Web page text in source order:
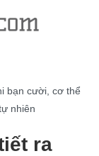
bạn cười, cơ thể
nhiên
ra